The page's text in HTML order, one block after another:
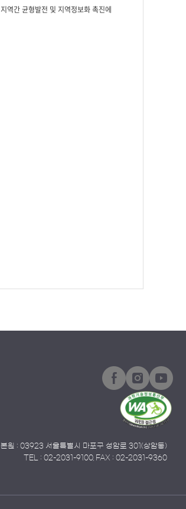
본원 : 03923 서울특별시 마포구 성암로 301(상암동)
TEL : 02-2031-9100, FAX : 02-2031-9360